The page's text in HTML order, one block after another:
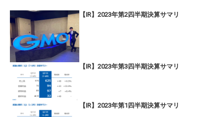
【IR】2023年第2四半期決算サマリ
【IR】2023年第3四半期決算サマリ
【IR】2023年第1四半期決算サマリ